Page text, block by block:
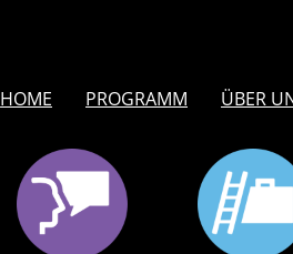
HOME PROGRAMM ÜBER